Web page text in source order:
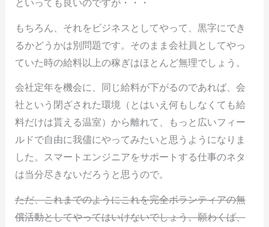
といっても良いのですが・・・
もちろん、それをビジネスとしてやって、黒字にでき
るかどうかは別問題です。そのまま会社員としてやっ
ていた時の給料以上の稼ぎはほとんど無理でしょう。
会社定年を機会に、同じ給料が下がるのであれば、会
社という閉ざされた環境（とはいえ何もしなくても給
料だけは貰える温室）から離れて、もっと広いフィー
ルドで自由に我儘にやってみたいと思うようになりま
した。スマートエンジニアをサポートする仕事のネタ
は当分尽きないだろうと思うので。
ただ、これまでのようにこれを完全ボランティアの無
償活動としてやってはいけないでしょう。願わくば、